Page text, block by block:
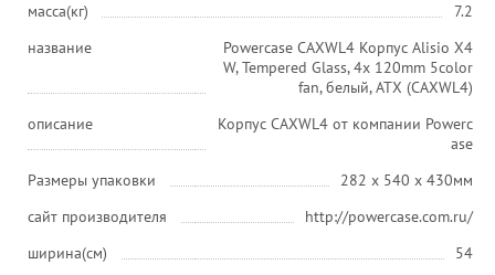
масса(кг)
7.2
название
Powercase CAXWL4 Корпус Alisio X4
W, Tempered Glass, 4x 120mm 5color
fan, белый, ATX (CAXWL4)
описание
Корпус CAXWL4 от компании Powerc
ase
Размеры упаковки
282 x 540 x 430мм
сайт производителя
http://powercase.com.ru/
ширина(см)
54